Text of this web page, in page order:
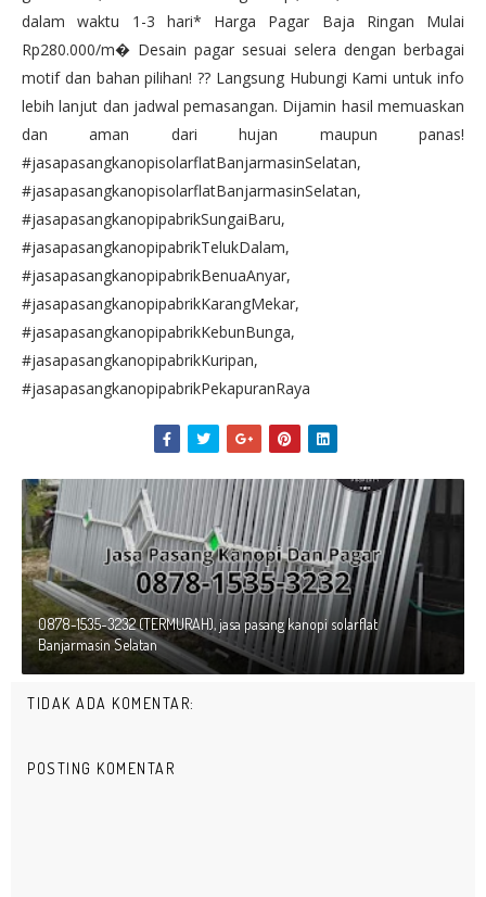
dalam waktu 1-3 hari* Harga Pagar Baja Ringan Mulai
Rp280.000/m� Desain pagar sesuai selera dengan berbagai
motif dan bahan pilihan! ?? Langsung Hubungi Kami untuk info
lebih lanjut dan jadwal pemasangan. Dijamin hasil memuaskan
dan aman dari hujan maupun panas!
#jasapasangkanopisolarflatBanjarmasinSelatan,
#jasapasangkanopisolarflatBanjarmasinSelatan,
#jasapasangkanopipabrikSungaiBaru,
#jasapasangkanopipabrikTelukDalam,
#jasapasangkanopipabrikBenuaAnyar,
#jasapasangkanopipabrikKarangMekar,
#jasapasangkanopipabrikKebunBunga,
#jasapasangkanopipabrikKuripan,
#jasapasangkanopipabrikPekapuranRaya
0878-1535-3232 (TERMURAH), jasa pasang kanopi solarflat
Banjarmasin Selatan
TIDAK ADA KOMENTAR:
POSTING KOMENTAR